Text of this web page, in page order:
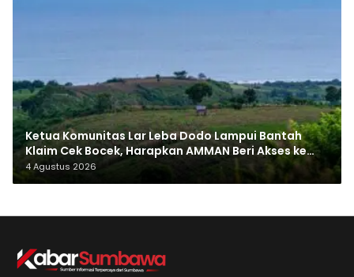
Ketua Komunitas Lar Leba Dodo Lampui Bantah
Klaim Cek Bocek, Harapkan AMMAN Beri Akses ke
Makam Leluhur
4 Agustus 2026